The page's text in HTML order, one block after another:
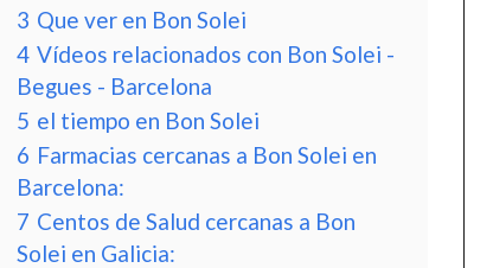
3 Que ver en Bon Solei
4 Vídeos relacionados con Bon Solei -
Begues - Barcelona
5 el tiempo en Bon Solei
6 Farmacias cercanas a Bon Solei en
Barcelona:
7 Centos de Salud cercanas a Bon
Solei en Galicia: